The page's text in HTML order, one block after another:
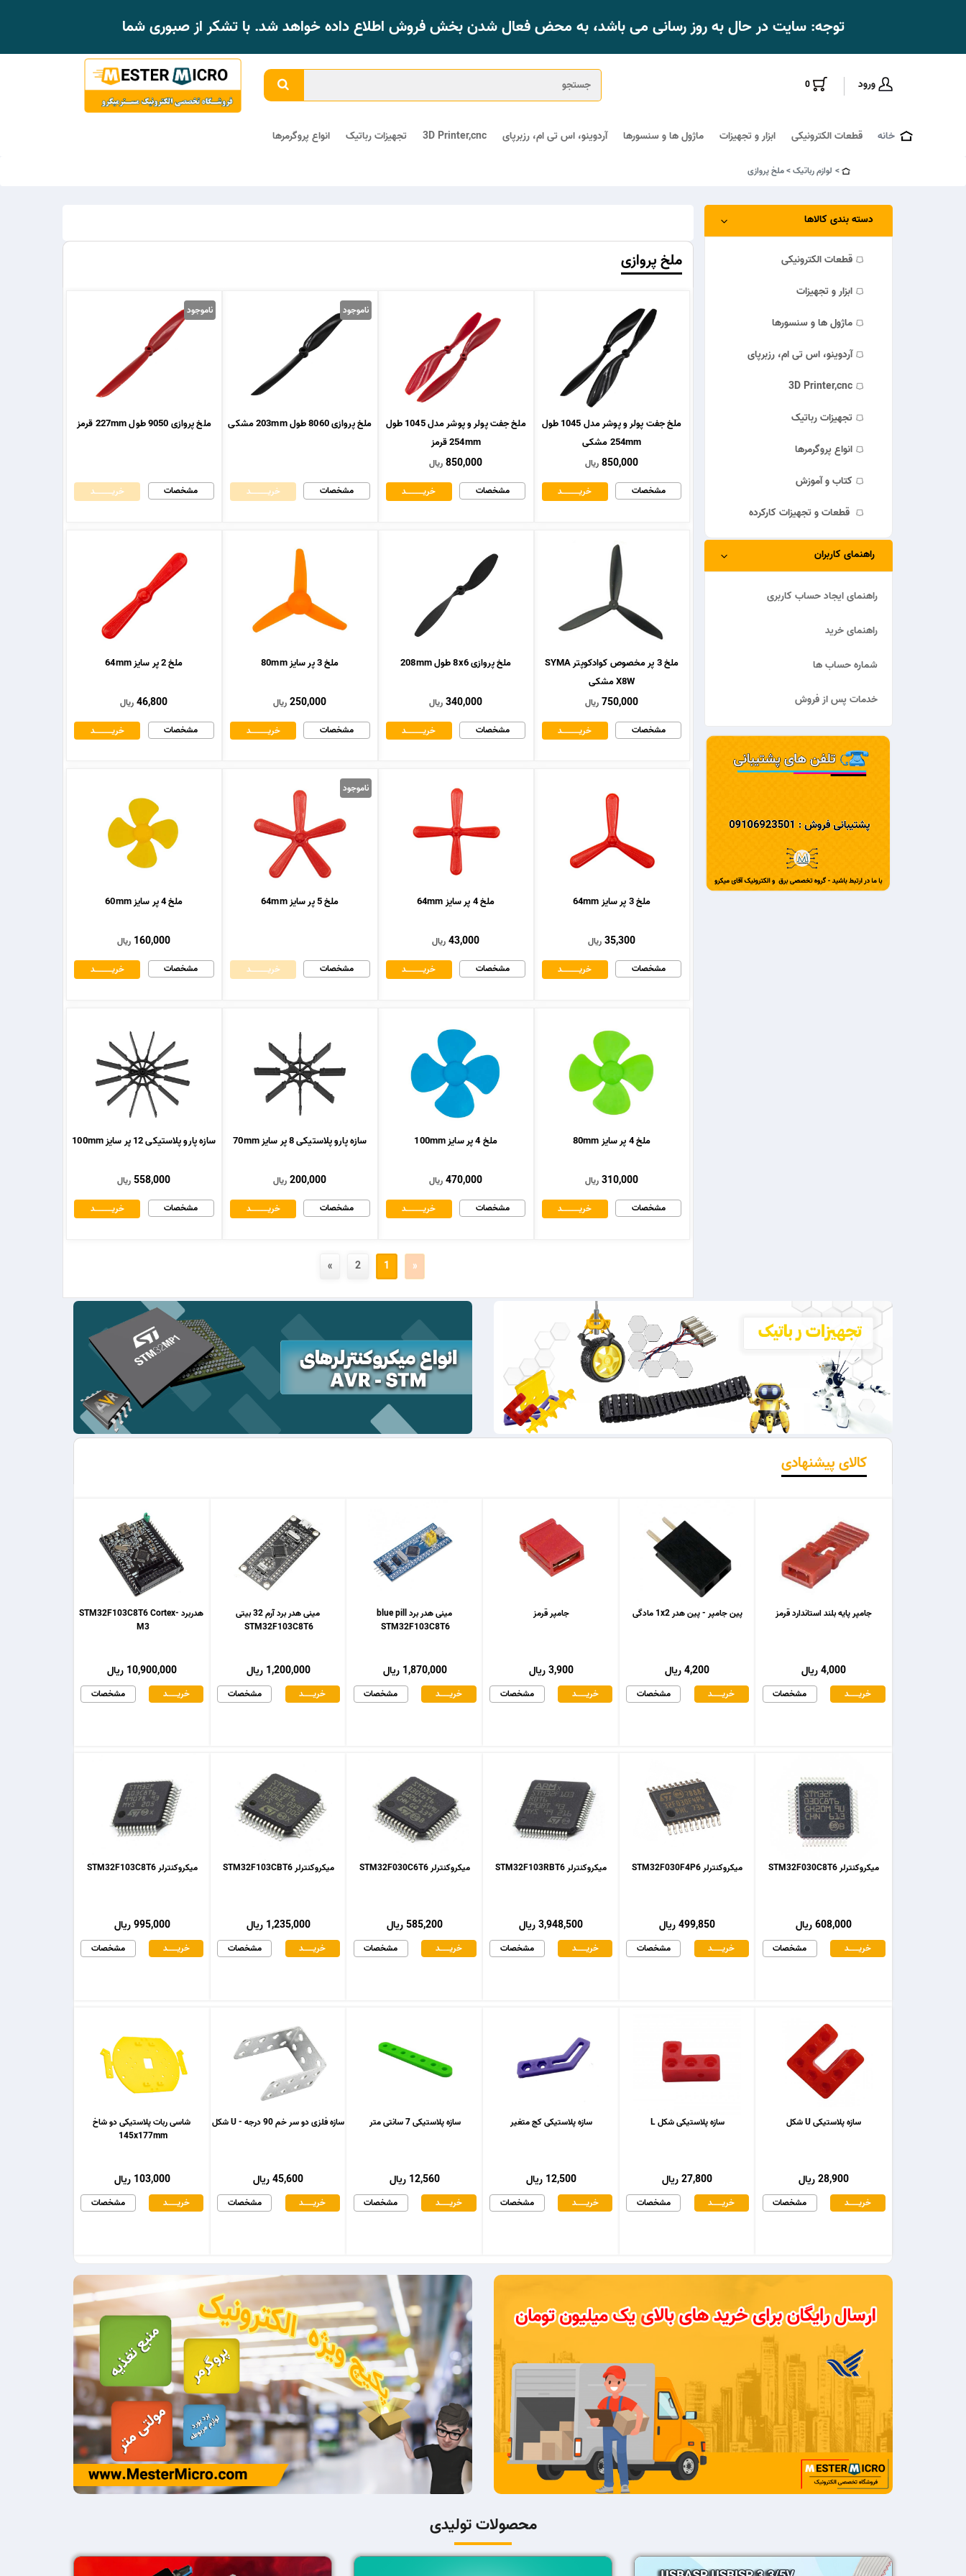
توجه: سایت در حال به روز رسانی می باشد، به محض فعال شدن بخش فروش اطلاع داده خواهد شد. با تشکر از صبوری شما
0 ورود
خانه قطعات الکترونیکی ابزار و تجهیزات ماژول ها و سنسورها آردوینو، اس تی ام، رزبرپای 3D Printer,cnc تجهیزات رباتیک انواع پروگرمرها
لوازم رباتیک ملخ پروازی
ملخ پروازی
ملخ جفت پولر و پوشر مدل 1045 طول
254mm مشکی
850,000 ریال
مشخصات
خریــــــــــــد
ملخ جفت پولر و پوشر مدل 1045 طول
254mm قرمز
850,000 ریال
مشخصات
خریــــــــــــد
ناموجود
ملخ پروازی 8060 طول 203mm مشکی
مشخصات خریــــــــــــد
ناموجود
ملخ پروازی 9050 طول 227mm قرمز
مشخصات خریــــــــــــد
ملخ 3 پر مخصوص کوادکوپتر SYMA
X8W مشکی
750,000 ریال
مشخصات
خریــــــــــــد
ملخ پروازی 8x6 طول 208mm
340,000 ریال
مشخصات
خریــــــــــــد
ملخ 3 پر سایز 80mm
250,000 ریال
مشخصات
خریــــــــــــد
ملخ 2 پر سایز 64mm
46,800 ریال
مشخصات
خریــــــــــــد
ملخ 3 پر سایز 64mm
35,300 ریال
مشخصات
خریــــــــــــد
ملخ 4 پر سایز 64mm
43,000 ریال
مشخصات
خریــــــــــــد
ناموجود
ملخ 5 پر سایز 64mm
مشخصات خریــــــــــــد
ملخ 4 پر سایز 60mm
160,000 ریال
مشخصات
خریــــــــــــد
ملخ 4 پر سایز 80mm
310,000 ریال
مشخصات
خریــــــــــــد
ملخ 4 پر سایز 100mm
470,000 ریال
مشخصات
خریــــــــــــد
سازه پارو پلاستیکی 8 پر سایز 70mm
200,000 ریال
مشخصات
خریــــــــــــد
سازه پارو پلاستیکی 12 پر سایز 100mm
558,000 ریال
مشخصات
خریــــــــــــد
«
1
2
»
دسته بندی کالاها
قطعات الکترونیکی
ابزار و تجهیزات
ماژول ها و سنسورها
آردوینو، اس تی ام، رزبرپای
3D Printer,cnc
تجهیزات رباتیک
انواع پروگرمرها
کتاب و آموزش
راهنمای کاربران
راهنمای ایجاد حساب کاربری
راهنمای خرید
شماره حساب ها
خدمات پس از فروش
کالای پیشنهادی
هدربرد STM32F103C8T6 Cortex-
M3
10,900,000 ریال
مشخصات خریـــــــد
مینی هدر برد آرم 32 بیتی
STM32F103C8T6
1,200,000 ریال
مشخصات خریـــــــد
مینی هدر برد blue pill
STM32F103C8T6
1,870,000 ریال
مشخصات خریـــــــد
جامپر قرمز
3,900 ریال
مشخصات خریـــــــد
پین جامپر - پین هدر 1x2 مادگی
4,200 ریال
مشخصات خریـــــــد
جامپر پایه بلند استاندارد قرمز
4,000 ریال
مشخصات خریـــــــد
میکروکنترلر STM32F103C8T6
995,000 ریال
مشخصات خریـــــــد
میکروکنترلر STM32F103CBT6
1,235,000 ریال
مشخصات خریـــــــد
میکروکنترلر STM32F030C6T6
585,200 ریال
مشخصات خریـــــــد
میکروکنترلر STM32F103RBT6
3,948,500 ریال
مشخصات خریـــــــد
میکروکنترلر STM32F030F4P6
499,850 ریال
مشخصات خریـــــــد
میکروکنترلر STM32F030C8T6
608,000 ریال
مشخصات خریـــــــد
شاسی ربات پلاستیکی دو شاخ
145x177mm
103,000 ریال
مشخصات خریـــــــد
سازه فلزی دو سر خم 90 درجه - U شکل
45,600 ریال
مشخصات خریـــــــد
سازه پلاستیکی 7 سانتی متر
12,560 ریال
مشخصات خریـــــــد
سازه پلاستیکی کج متغیر
12,500 ریال
مشخصات خریـــــــد
سازه پلاستیکی شکل L
27,800 ریال
مشخصات خریـــــــد
سازه پلاستیکی U شکل
28,900 ریال
مشخصات خریـــــــد
محصولات تولیدی